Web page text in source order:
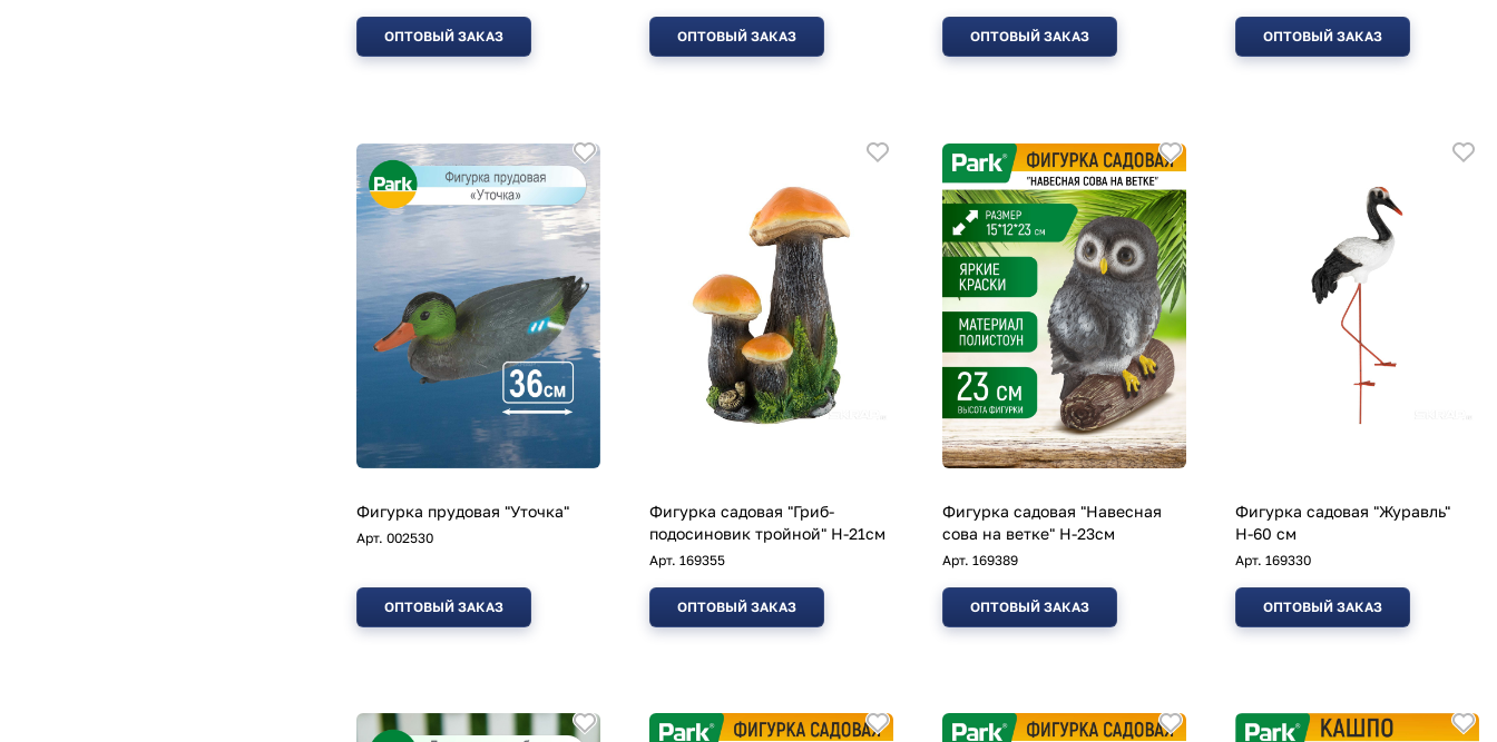
ОПТОВЫЙ ЗАКАЗ ОПТОВЫЙ ЗАКАЗ ОПТОВЫЙ ЗАКАЗ ОПТОВЫЙ ЗАКАЗ
Фигурка прудовая "Уточка"
Арт. 002530
ОПТОВЫЙ ЗАКАЗ
Фигурка садовая "Гриб-
подосиновик тройной" H-21см
Арт. 169355
ОПТОВЫЙ ЗАКАЗ
Фигурка садовая "Навесная
сова на ветке" H-23см
Арт. 169389
ОПТОВЫЙ ЗАКАЗ
Фигурка садовая "Журавль"
Н-60 см
Арт. 169330
ОПТОВЫЙ ЗАКАЗ